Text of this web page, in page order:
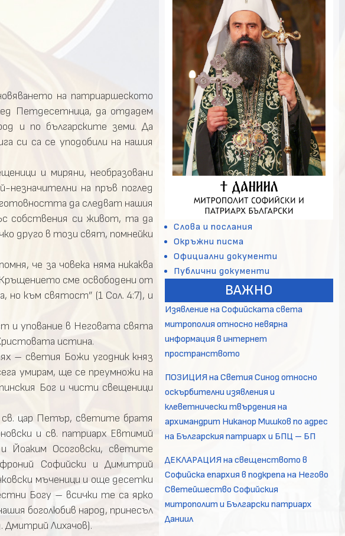
на патриаршеското
Петдесетница, да отдадем
и по българските земи. Да
си са се уподобили на нашия
и миряни, необразовани
незначителни на пръв поглед
да следват нашия
собствения си живот, та да
друго в този свят, помнейки
че за човека няма никаква
сме освободени от
но към святост” (1 Сол. 4:7), и
и упование в Неговата свята
истина.
– светия Божи угодник княз
умирам, ще се преумножи на
Бог и чисти свещеници
св. цар Петър, светите братя
и св. патриарх Евтимий
Йоаким Осоговски, светите
Софийски и Димитрий
мъченици и още десетки
Богу – всички те са ярко
боголюбив народ, принесъл
Дмитрий Лихачов).
Слова и послания
Окръжни писма
Официални документи
Публични документи
ВАЖНО
Изявление на Софийската света
митрополия относно невярна
информация в интернет
пространството
ПОЗИЦИЯ на Светия Синод относно
оскърбителни изявления и
клеветнически твърдения на
архимандрит Никанор Мишков по адрес
на Българския патриарх и БПЦ – БП
ДЕКЛАРАЦИЯ на свещенството в
Софийска епархия в подкрепа на Негово
Светейшество Софийския
митрополит и Български патриарх
Даниил